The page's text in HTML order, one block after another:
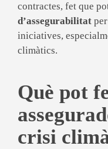
contractes, fet que
d’assegurabilitat
iniciatives,
climàtics.
Què pot
crisi